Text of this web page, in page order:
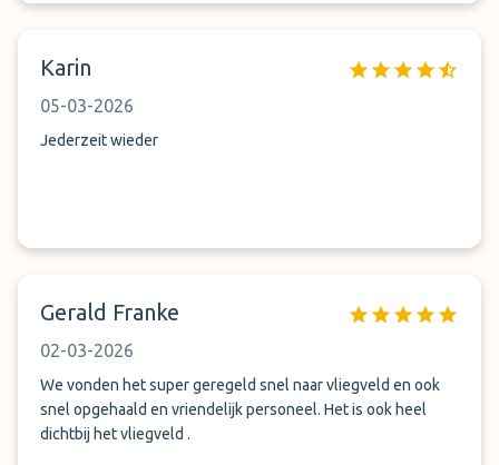
Karin
05-03-2026
Jederzeit wieder
Gerald Franke
02-03-2026
We vonden het super geregeld snel naar vliegveld en ook
snel opgehaald en vriendelijk personeel. Het is ook heel
dichtbij het vliegveld .